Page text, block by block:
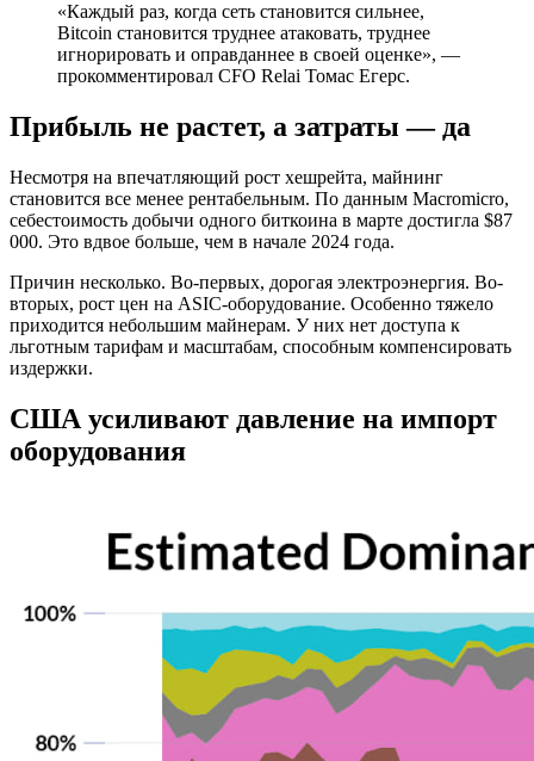
«Каждый раз, когда сеть становится сильнее,
Bitcoin становится труднее атаковать, труднее
игнорировать и оправданнее в своей оценке», —
прокомментировал CFO Relai Томас Егерс.
Прибыль не растет, а затраты — да
Несмотря на впечатляющий рост хешрейта, майнинг
становится все менее рентабельным. По данным Macromicro,
себестоимость добычи одного биткоина в марте достигла $87
000. Это вдвое больше, чем в начале 2024 года.
Причин несколько. Во-первых, дорогая электроэнергия. Во-
вторых, рост цен на ASIC-оборудование. Особенно тяжело
приходится небольшим майнерам. У них нет доступа к
льготным тарифам и масштабам, способным компенсировать
издержки.
США усиливают давление на импорт
оборудования